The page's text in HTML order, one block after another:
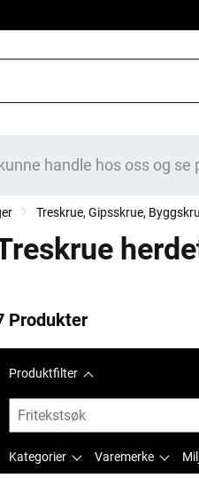
handle hos oss og se
Treskrue, Gipsskrue,
Produkter
Produktfilter
Kategorier Varemerke